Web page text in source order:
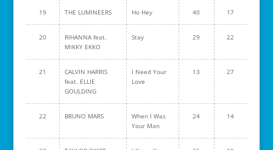
19 THE LUMINEERS Ho Hey 40 17
20
RIHANNA feat.
MIKKY EKKO
Stay 29 22
21
CALVIN HARRIS
feat. ELLIE
GOULDING
I Need Your
Love
13 27
22 BRUNO MARS
When I Was
Your Man
24 14